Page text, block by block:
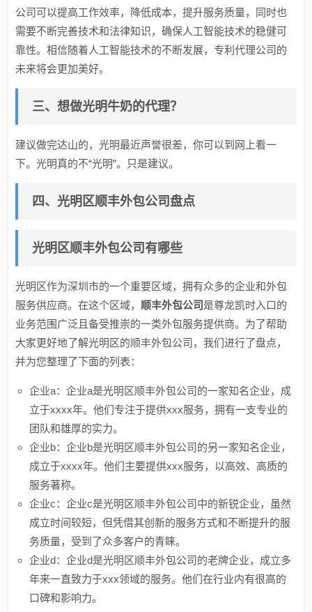
公司可以提高工作效率，降低成本，提升服务质量，同时也
需要不断完善技术和法律知识，确保人工智能技术的稳健可
靠性。相信随着人工智能技术的不断发展，专利代理公司的
未来将会更加美好。
三、想做光明牛奶的代理？
建议做完达山的，光明最近声誉很差，你可以到网上看一
下。光明真的不“光明”。只是建议。
四、光明区顺丰外包公司盘点
光明区顺丰外包公司有哪些
光明区作为深圳市的一个重要区域，拥有众多的企业和外包
服务供应商。在这个区域， 顺丰外包公司是尊龙凯时入口的
业务范围广泛且备受推崇的一类外包服务提供商。为了帮助
大家更好地了解光明区的顺丰外包公司，我们进行了盘点，
并为您整理了下面的列表：
企业a：企业a是光明区顺丰外包公司的一家知名企业，成
立于xxxx年。他们专注于提供xxx服务，拥有一支专业的
团队和雄厚的实力。
企业b：企业b是光明区顺丰外包公司的另一家知名企业，
成立于xxxx年。他们主要提供xxx服务，以高效、高质的
服务著称。
企业c：企业c是光明区顺丰外包公司中的新锐企业，虽然
成立时间较短，但凭借其创新的服务方式和不断提升的服
务质量，受到了众多客户的青睐。
企业d：企业d是光明区顺丰外包公司的老牌企业，成立多
年来一直致力于xxx领域的服务。他们在行业内有很高的
口碑和影响力。